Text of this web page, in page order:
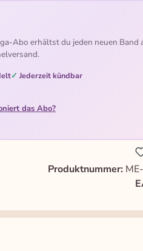
Abo erhältst du jeden neuen Band
Jederzeit kündbar
das Abo?
Produktnummer: